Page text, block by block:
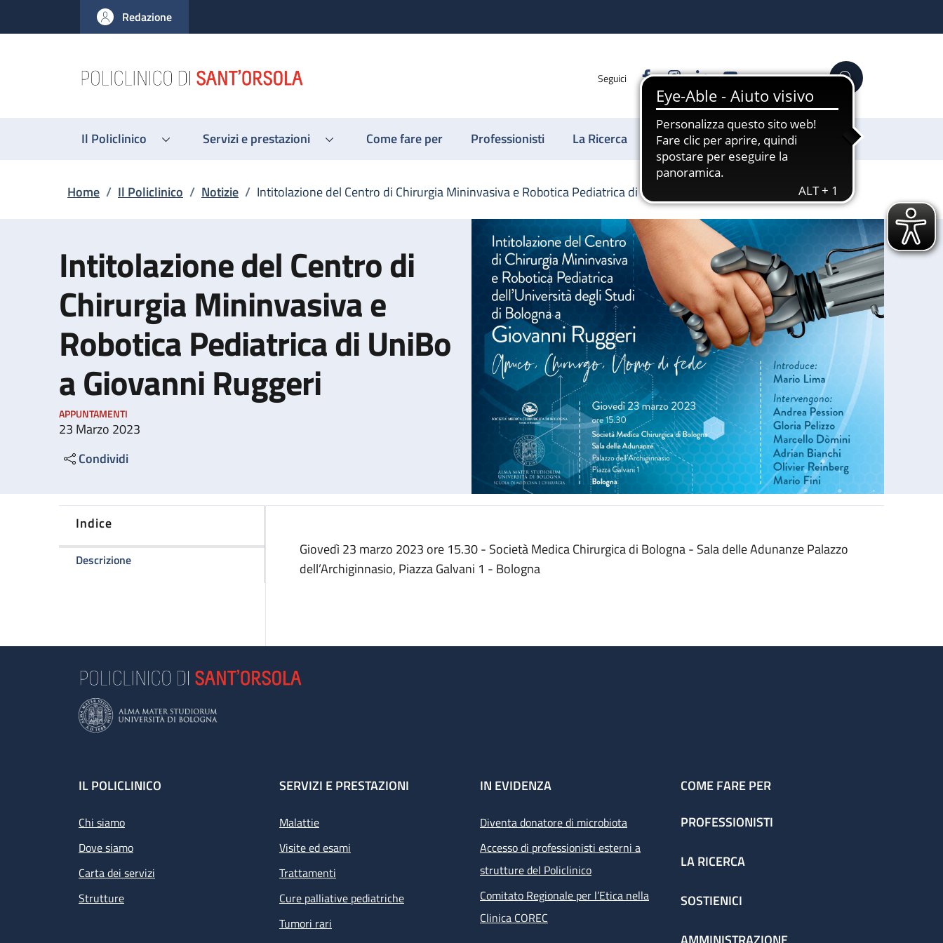
al contenuto principale
to footer content
Redazione
Seguici FacebookInstagram
LinkedinYouTube Cerca
Il Policlinico Servizi e prestazioni Come fare per Professionisti La Ricerca Sostienici
Briciole di pane
Home / Il Policlinico / Notizie / Intitolazione del Centro di Chirurgia Mininvasiva e Robotica Pediatrica di UniBo a Giovanni Ruggeri
Intitolazione del Centro di
Chirurgia Mininvasiva e
Robotica Pediatrica di UniBo
a Giovanni Ruggeri
APPUNTAMENTI
23 Marzo 2023
Condividi
Indice
Descrizionedella pagina Intitolazione del Centro di Chirurgia Mininvasiva e Robotica Pediatrica di UniBo a Giovanni Ruggeri
Giovedì 23 marzo 2023 ore 15.30 - Società Medica Chirurgica di Bologna - Sala delle Adunanze Palazzo
dell’Archiginnasio, Piazza Galvani 1 - Bologna
Footer
IL POLICLINICO
Chi siamo
Dove siamo
Carta dei servizi
Strutture
SERVIZI E PRESTAZIONI
Malattie
Visite ed esami
Trattamenti
Cure palliative pediatriche
Tumori rari
IN EVIDENZA
Diventa donatore di microbiota
Accesso di professionisti esterni a
strutture del Policlinico
Comitato Regionale per l’Etica nella
Clinica COREC
COME FARE PER
PROFESSIONISTI
LA RICERCA
SOSTIENICI